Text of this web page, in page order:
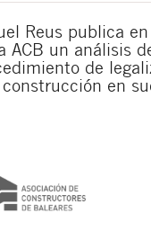
Reus publica
ACB un análisis
de
en